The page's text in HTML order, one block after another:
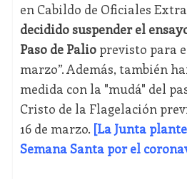
en Cabildo de Oficiales
decidido suspender el
Paso de Palioprevisto para
marzo”. Además, también
medida con la "mudá" del
Cristo de la Flagelación
16 de marzo. [La Junta
Semana Santa por el